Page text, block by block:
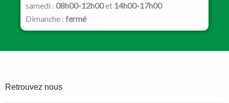
samedi : 08h00-12h00et 14h00-17h00
Dimanche : fermé
Retrouvez nous